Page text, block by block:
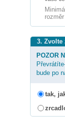
3. Zvolte
POZOR
bude po
tak,